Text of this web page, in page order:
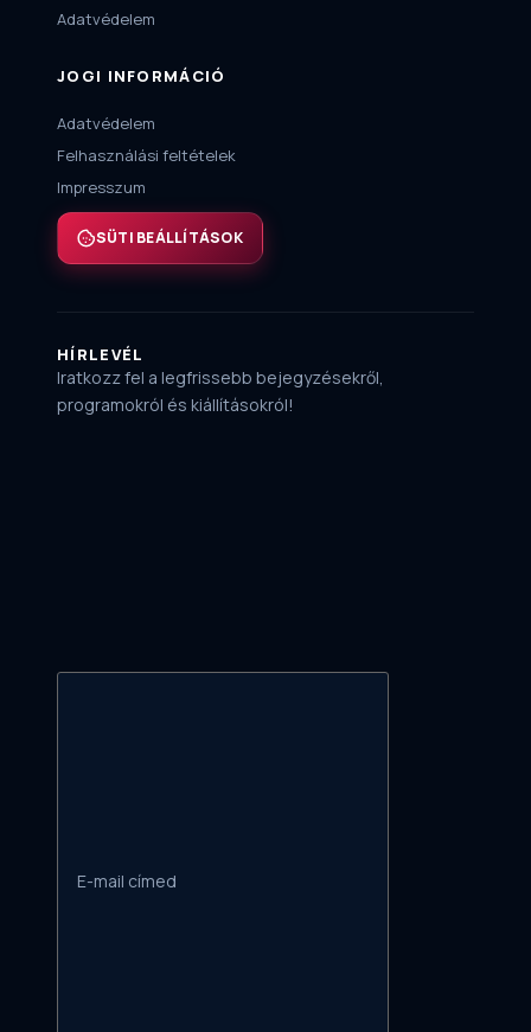
Adatvédelem
JOGI INFORMÁCIÓ
Adatvédelem
Felhasználási feltételek
Impresszum
SÜTI BEÁLLÍTÁSOK
HÍRLEVÉL
Iratkozz fel a legfrissebb bejegyzésekről,
programokról és kiállításokról!